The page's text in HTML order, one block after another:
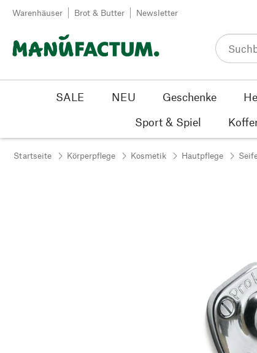
Zum Inhalt springen
Warenhäuser Brot & Butter Newsletter
SALE NEU Geschenke
Sport & Spiel
Startseite Körperpflege Kosmetik Hautpflege